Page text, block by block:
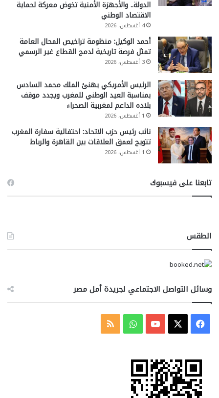
الدولة.. والأجهزة الأمنية تخوض معركة لحماية
الاقتصاد الوطني
4 أغسطس، 2026
أحمد الوكيل: منظومة تراخيص المحال العامة
تمثل فرصة تاريخية لدمج القطاع غير الرسمي
3 أغسطس، 2026
الرئيس الأمريكي يهنئ الملك محمد السادس
بمناسبة العيد الوطني للمغرب ويجدد موقف
بلاده الداعم لمغربية الصحراء
1 أغسطس، 2026
نائب رئيس حزب الاتحاد: احتفالية سفارة المغرب
تتويج لعمق العلاقات بين القاهرة والرباط
1 أغسطس، 2026
تابعنا على فيسبوك
الطقس
وسائل التواصل الاجتماعي لجريدة أمل مصر
فيسبوك ‫YouTubeواتسابملخص